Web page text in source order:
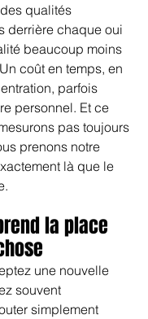
qualités
derrière chaque oui
beaucoup moins
coût en temps, en
parfois
personnel. Et ce
pas toujours
prenons notre
là que le
la place
une nouvelle
souvent
simplement